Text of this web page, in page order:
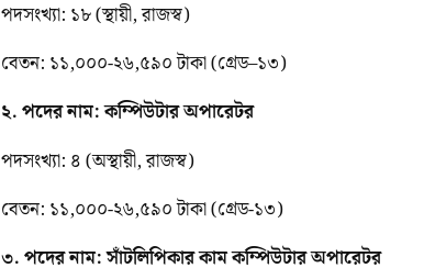
পদসংখ্যা: ১৮ (স্থায়ী, রাজস্ব)
বেতন: ১১,০০০-২৬,৫৯০ টাকা (গ্রেড–১৩)
২. পদের নাম: কম্পিউটার অপারেটর
পদসংখ্যা: ৪ (অস্থায়ী, রাজস্ব)
বেতন: ১১,০০০-২৬,৫৯০ টাকা (গ্রেড-১৩)
৩. পদের নাম: সাঁটলিপিকার কাম কম্পিউটার অপারেটর